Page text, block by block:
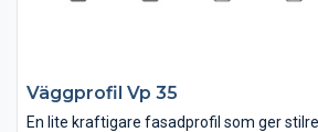
Väggprofil Vp 35
En lite kraftigare fasadprofil som ger